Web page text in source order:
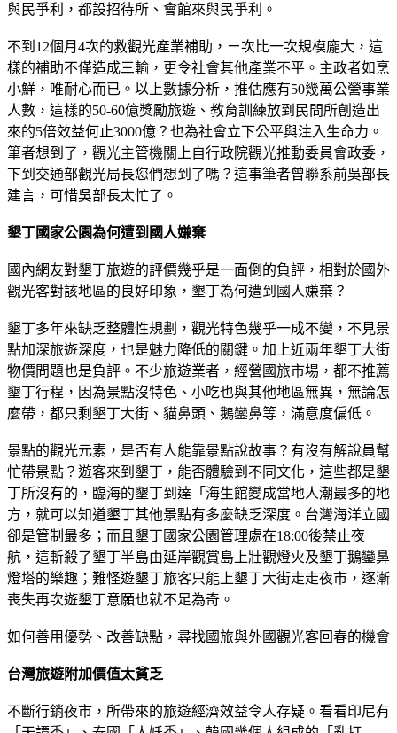
與民爭利，都設招待所、會館來與民爭利。
不到12個月4次的救觀光產業補助，ㄧ次比一次規模龐大，這
樣的補助不僅造成三輸，更令社會其他產業不平。主政者如烹
小鮮，唯耐心而已。以上數據分析，推估應有50幾萬公營事業
人數，這樣的50-60億獎勵旅遊、教育訓練放到民間所創造出
來的5倍效益何止3000億？也為社會立下公平與注入生命力。
筆者想到了，觀光主管機關上自行政院觀光推動委員會政委，
下到交通部觀光局長您們想到了嗎？這事筆者曾聯系前吳部長
建言，可惜吳部長太忙了。
墾丁國家公園為何遭到國人嫌棄
國內網友對墾丁旅遊的評價幾乎是一面倒的負評，相對於國外
觀光客對該地區的良好印象，墾丁為何遭到國人嫌棄？
墾丁多年來缺乏整體性規劃，觀光特色幾乎一成不變，不見景
點加深旅遊深度，也是魅力降低的關鍵。加上近兩年墾丁大街
物價問題也是負評。不少旅遊業者，經營國旅市場，都不推薦
墾丁行程，因為景點沒特色、小吃也與其他地區無異，無論怎
麼帶，都只剩墾丁大街、貓鼻頭、鵝鑾鼻等，滿意度偏低。
景點的觀光元素，是否有人能靠景點說故事？有沒有解說員幫
忙帶景點？遊客來到墾丁，能否體驗到不同文化，這些都是墾
丁所沒有的，臨海的墾丁到達「海生館變成當地人潮最多的地
方，就可以知道墾丁其他景點有多麼缺乏深度。台灣海洋立國
卻是管制最多；而且墾丁國家公園管理處在18:00後禁止夜
航，這斬殺了墾丁半島由延岸觀賞島上壯觀燈火及墾丁鵝鑾鼻
燈塔的樂趣；難怪遊墾丁旅客只能上墾丁大街走走夜市，逐漸
喪失再次遊墾丁意願也就不足為奇。
如何善用優勢、改善缺點，尋找國旅與外國觀光客回春的機會
台灣旅遊附加價值太貧乏
不斷行銷夜市，所帶來的旅遊經濟效益令人存疑。看看印尼有